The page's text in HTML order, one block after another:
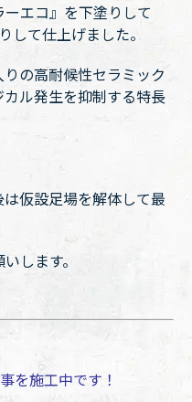
エコ』を下塗りして
して仕上げました。
りの高耐候性セラミック
ル発生を抑制する特長
仮設足場を解体して最
します。
を施工中です！